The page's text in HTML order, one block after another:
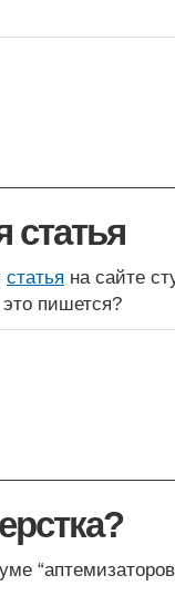
статья
статья на сайте
пишется?